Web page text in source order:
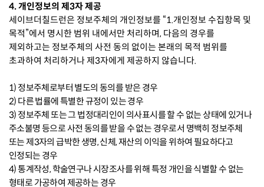
4. 개인정보의 제3자 제공
세이브더칠드런은 정보주체의 개인정보를 “1.개인정보 수집항목 및
목적”에서 명시한 범위 내에서만 처리하며, 다음의 경우를
제외하고는 정보주체의 사전 동의 없이는 본래의 목적 범위를
초과하여 처리하거나 제3자에게 제공하지 않습니다.
1) 정보주체로부터 별도의 동의를 받은 경우
2) 다른 법률에 특별한 규정이 있는 경우
3) 정보주체 또는 그 법정대리인이 의사표시를 할 수 없는 상태에 있거나
주소불명 등으로 사전 동의를 받을 수 없는 경우로서 명백히 정보주체
또는 제3자의 급박한 생명, 신체, 재산의 이익을 위하여 필요하다고
인정되는 경우
4)통계작성, 학술연구나 시장조사를 위해 특정 개인을 식별할 수 없는
형태로 가공하여 제공하는 경우